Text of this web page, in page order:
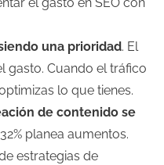
una prioridad. El
gasto. Cuando el tráfico
lo que tienes.
de contenido se
planea aumentos.
estrategias de